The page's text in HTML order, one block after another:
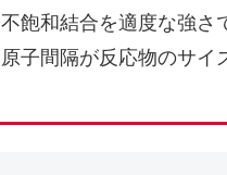
不飽和結合を適度な強さ
原子間隔が反応物のサイ